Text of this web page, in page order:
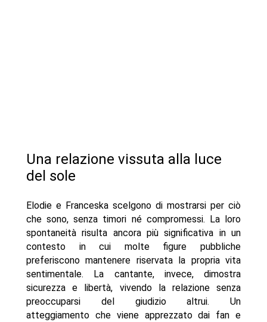
Una relazione vissuta alla luce
del sole
Elodie e Franceska scelgono di mostrarsi per ciò
che sono, senza timori né compromessi. La loro
spontaneità risulta ancora più significativa in un
contesto in cui molte figure pubbliche
preferiscono mantenere riservata la propria vita
sentimentale. La cantante, invece, dimostra
sicurezza e libertà, vivendo la relazione senza
preoccuparsi del giudizio altrui. Un
atteggiamento che viene apprezzato dai fan e